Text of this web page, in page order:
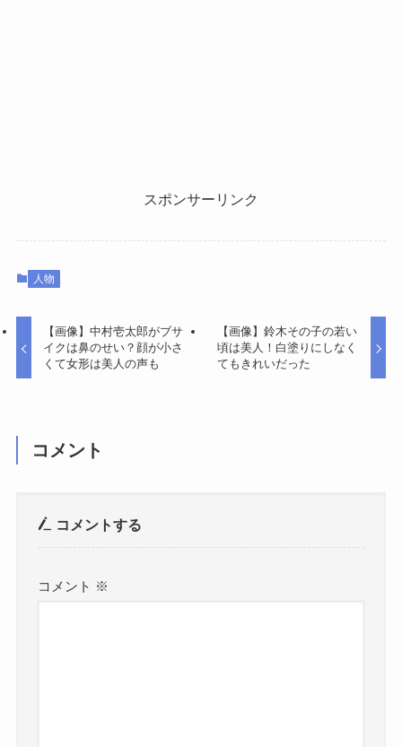
スポンサーリンク
人物
【画像】中村壱太郎がブサ
イクは鼻のせい？顔が小さ
くて女形は美人の声も
【画像】鈴木その子の若い
頃は美人！白塗りにしなく
てもきれいだった
コメント
コメントする
コメント ※